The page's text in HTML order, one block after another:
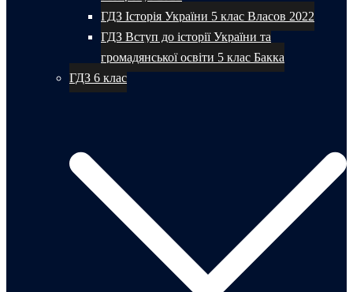
ГДЗ Історія України 5 клас Власов 2022
ГДЗ Вступ до історії України та
громадянської освіти 5 клас Бакка
ГДЗ 6 клас